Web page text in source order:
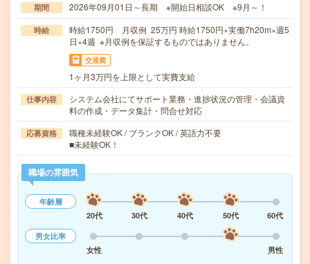
期間 2026年09月01日～長期 ※開始日相談OK ※9月～！
時給
時給1750円 月収例 25万円 時給1750円×実働7h20m×週5
日×4週 ※月収例を保証するものではありません。
交通費
1ヶ月3万円を上限として実費支給
仕事内容
システム会社にてサポート業務・進捗状況の管理・会議資
料の作成・データ集計・問合せ対応
応募資格
職種未経験OK / ブランクOK / 英語力不要
■未経験OK！
職場の雰囲気
年齢層
20代
30代 40代 50代
60代
男女比率
女性
男性